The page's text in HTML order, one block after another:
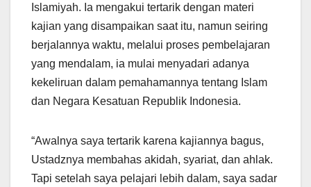
Islamiyah. Ia mengakui tertarik dengan materi
kajian yang disampaikan saat itu, namun seiring
berjalannya waktu, melalui proses pembelajaran
yang mendalam, ia mulai menyadari adanya
kekeliruan dalam pemahamannya tentang Islam
dan Negara Kesatuan Republik Indonesia.
“Awalnya saya tertarik karena kajiannya bagus,
Ustadznya membahas akidah, syariat, dan ahlak.
Tapi setelah saya pelajari lebih dalam, saya sadar